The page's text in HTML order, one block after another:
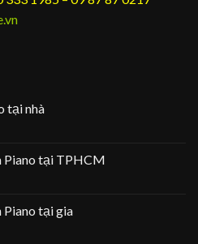
tại nhà
Piano tại TPHCM
giaPiano tại gia